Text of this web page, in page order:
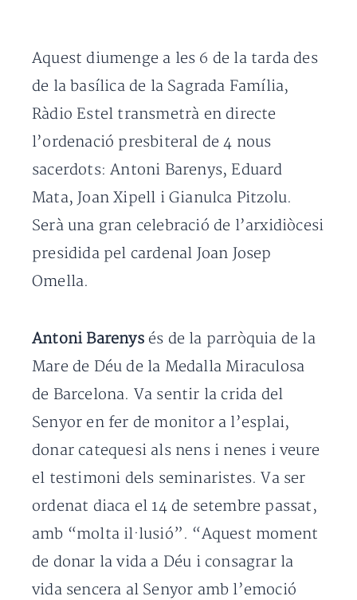
Aquest diumenge a les 6 de la tarda des
de la basílica de la Sagrada Família,
Ràdio Estel transmetrà en directe
l’ordenació presbiteral de 4 nous
sacerdots: Antoni Barenys, Eduard
Mata, Joan Xipell i Gianulca Pitzolu.
Serà una gran celebració de l’arxidiòcesi
presidida pel cardenal Joan Josep
Omella.
Antoni Barenys és de la parròquia de la
Mare de Déu de la Medalla Miraculosa
de Barcelona. Va sentir la crida del
Senyor en fer de monitor a l’esplai,
donar catequesi als nens i nenes i veure
el testimoni dels seminaristes. Va ser
ordenat diaca el 14 de setembre passat,
amb “molta il·lusió”. “Aquest moment
de donar la vida a Déu i consagrar la
vida sencera al Senyor amb l’emoció